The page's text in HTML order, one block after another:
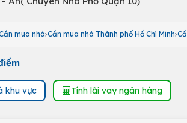
mua nhà Cần mua nhà Thành phố Hồ Chí Minh
khu vực Tính lãi vay ngân hàng